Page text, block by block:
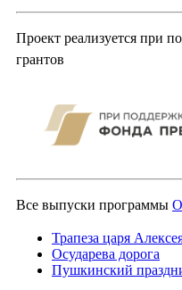
Проект реализуется при
грантов
Все выпуски программы
Трапеза царя
Осударева дорога
Пушкинский